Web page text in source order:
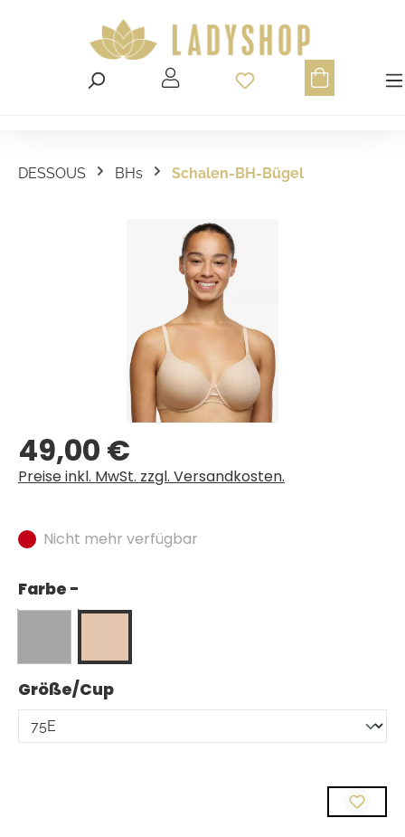
Du hast 0
DESSOUS BHs Schalen-BH-Bügel
Bildergalerie überspringen
Regulärer Preis:
49,00 €
Preise inkl. MwSt. zzgl. Versandkosten.
Nicht mehr verfügbar
Farbe -
Größe/Cupauswählen